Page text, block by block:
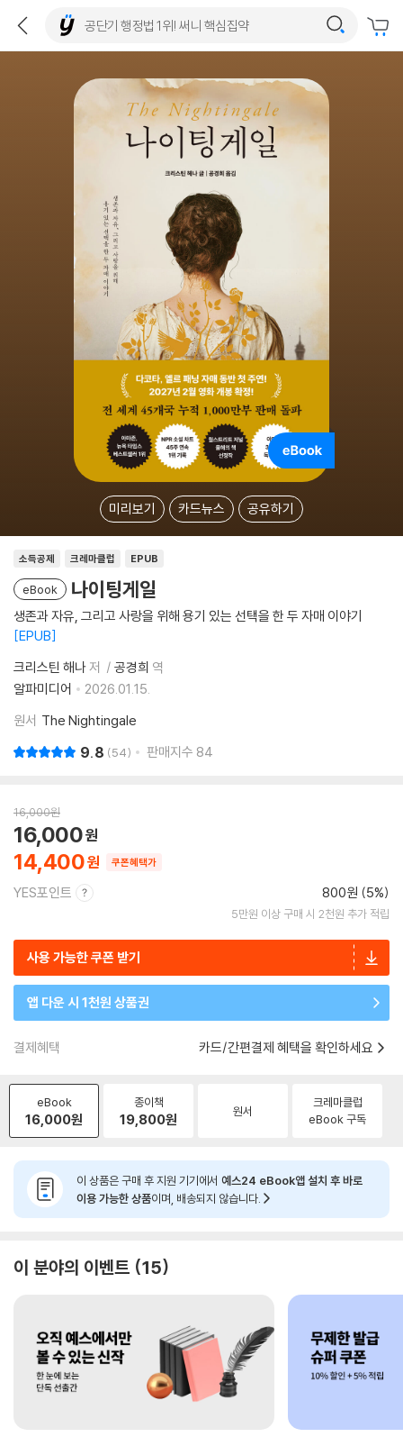
미리보기 카드뉴스 공유하기
소득공제 크레마클럽 EPUB
eBook 나이팅게일
생존과 자유, 그리고 사랑을 위해 용기 있는 선택을 한 두 자매 이야기
EPUB
크리스틴 해나저 공경희 역
알파미디어
2026.01.15.
원서 The Nightingale
9.8 54 판매지수 84
16,000원
14,400
16,000
쿠폰혜택가
YES포인트 800원 (5%)
5만원 이상 구매 시 2천원 추가 적립
사용 가능한 쿠폰 받기
앱 다운 시 1천원 상품권
결제혜택 카드/간편결제 혜택을 확인하세요
eBook
16,000원
종이책
19,800원 원서
크레마클럽
eBook 구독
이 상품은 구매 후 지원 기기에서 예스24 eBook앱 설치 후 바로
이용 가능한 상품이며, 배송되지 않습니다.
이 분야의 이벤트 15